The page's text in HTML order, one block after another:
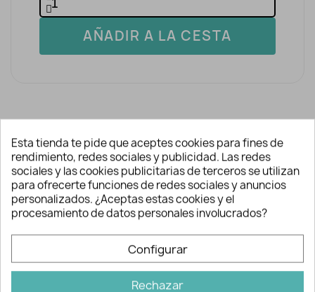
AÑADIR A LA CESTA
Descripción y detalles
PARA SU COLOCACIÓN:
esta aplicación puede fijarse mediante
pegamento textil o cosida directamente
Esta tienda te pide que aceptes cookies para fines de
rendimiento, redes sociales y publicidad. Las redes
sociales y las cookies publicitarias de terceros se utilizan
para ofrecerte funciones de redes sociales y anuncios
personalizados. ¿Aceptas estas cookies y el
procesamiento de datos personales involucrados?
Configurar
Rechazar